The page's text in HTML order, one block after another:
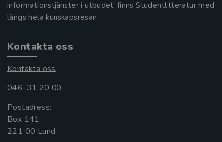
informationstjänster i utbudet, finns Studentlitteratur med
längs hela kunskapsresan.
Kontakta oss
Kontakta oss
046-31 20 00
Postadress:
Box 141
221 00 Lund